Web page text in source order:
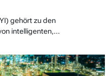
gehört zu den
intelligenten,...